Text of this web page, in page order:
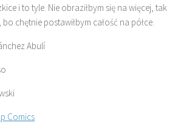
i to tyle. Nie obraziłbym się na więcej, tak
chętnie postawiłbym całość na półce.
Abulí
Comics